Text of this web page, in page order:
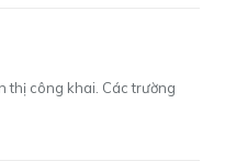
thị công khai. Các trường